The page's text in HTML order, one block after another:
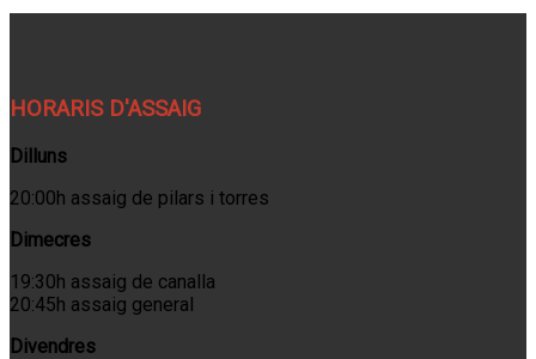
HORARIS D'ASSAIG
Dilluns
20:00h assaig de pilars i torres
Dimecres
19:30h assaig de canalla
20:45h assaig general
Divendres